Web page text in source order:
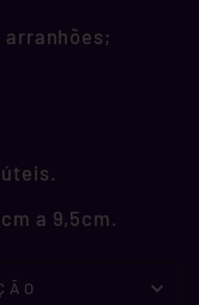
arranhões;
a 9,5cm.